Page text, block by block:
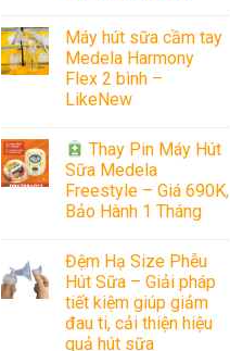
Máy hút sữa cầm tay
Medela Harmony
Flex 2 bình –
LikeNew
Thay Pin Máy Hút
Sữa Medela
Freestyle – Giá 690K,
Bảo Hành 1 Tháng
Đệm Hạ Size Phễu
Hút Sữa – Giải pháp
tiết kiệm giúp giảm
đau ti, cải thiện hiệu
quả hút sữa